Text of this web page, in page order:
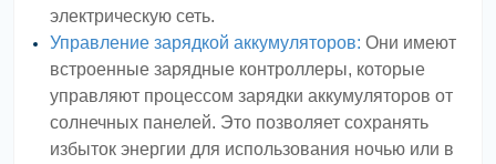
электрическую сеть.
Управление зарядкой аккумуляторов: Они имеют
встроенные зарядные контроллеры, которые
управляют процессом зарядки аккумуляторов от
солнечных панелей. Это позволяет сохранять
избыток энергии для использования ночью или в